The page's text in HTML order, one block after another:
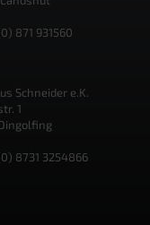
871 931560
Schneider e.K.
1
8731 3254866